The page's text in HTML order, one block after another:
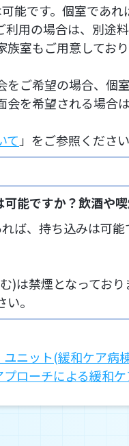
能です。個室であ
利用の場合は、別途
室もご用意してお
をご希望の場合、個
会を希望される場合
て 」をご参照ください
能ですか？飲酒や
ば、持ち込みは可
)は禁煙となってお
。
ニット(緩和ケア病
ローチによる緩和ケ